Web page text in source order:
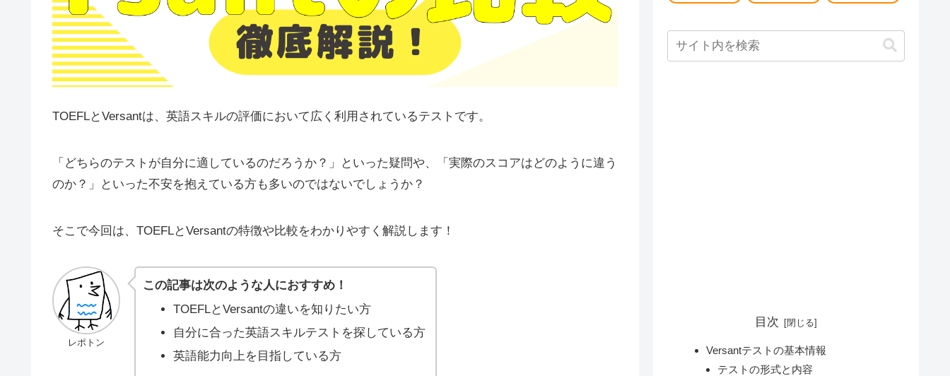
TOEFLとVersantは、英語スキルの評価において広く利用されているテストです。
「どちらのテストが自分に適しているのだろうか？」といった疑問や、「実際のスコアはどのように違う
のか？」といった不安を抱えている方も多いのではないでしょうか？
そこで今回は、TOEFLとVersantの特徴や比較をわかりやすく解説します！
レポトン
この記事は次のような人におすすめ！
TOEFLとVersantの違いを知りたい方
自分に合った英語スキルテストを探している方
英語能力向上を目指している方
目次
Versantテストの基本情報
テストの形式と内容